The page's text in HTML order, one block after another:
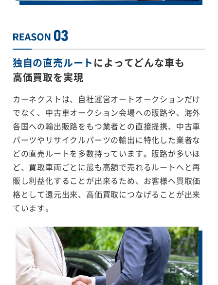
独自の直売ルートによってどんな車も
高価買取を実現
カーネクストは、自社運営オートオークションだけ
でなく、中古車オークション会場への販路や、海外
各国への輸出販路をもつ業者との直接提携、中古車
パーツやリサイクルパーツの輸出に特化した業者な
どの直売ルートを多数持っています。販路が多いほ
ど、買取車両ごとに最も高額で売れるルートへと再
販し利益化することが出来るため、お客様へ買取価
格として還元出来、高価買取につなげることが出来
ています。